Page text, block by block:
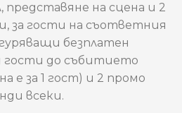
представяне на сцена и 2
за гости на съответния
безплатен
гости до събитието
е за 1 гост) и 2 промо
всеки.